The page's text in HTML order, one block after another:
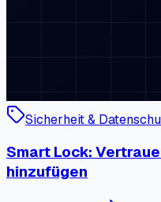
Sicherheit &
Smart Lock:
hinzufügen